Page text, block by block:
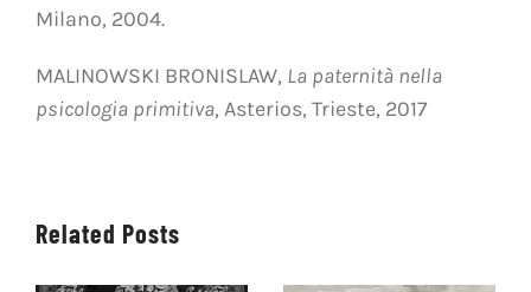
Milano, 2004.
MALINOWSKI BRONISLAW, La paternità nella
psicologia primitiva, Asterios, Trieste, 2017
Related Posts